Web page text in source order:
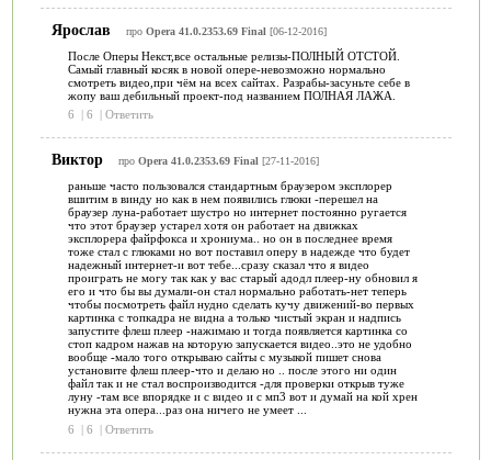
Ярослав про Opera 41.0.2353.69 Final [06-12-2016]
После Оперы Некст,все остальные релизы-ПОЛНЫЙ ОТСТОЙ.
Самый главный косяк в новой опере-невозможно нормально
смотреть видео,при чём на всех сайтах. Разрабы-засуньте себе в
жопу ваш дебильный проект-под названием ПОЛНАЯ ЛАЖА.
6
| 6 | Ответить
Виктор про Opera 41.0.2353.69 Final [27-11-2016]
раньше часто пользовался стандартным браузером эксплорер
вшитим в винду но как в нем появились глюки -перешел на
браузер луна-работает шустро но интернет постоянно ругается
что этот браузер устарел хотя он работает на движках
эксплорера файрфокса и хрониума.. но он в последнее время
тоже стал с глюками но вот поставил оперу в надежде что будет
надежный интернет-и вот тебе...сразу сказал что я видео
проиграть не могу так как у вас старый адодл плеер-ну обновил я
его и что бы вы думали-он стал нормально работать-нет теперь
чтобы посмотреть файл нудно сделать кучу движений-во первых
картинка с топкадра не видна а только чистый экран и надпись
запустите флеш плеер -нажимаю и тогда появляется картинка со
стоп кадром нажав на которую запускается видео..это не удобно
вообще -мало того открываю сайты с музыкой пишет снова
установите флеш плеер-что и делаю но .. после этого ни один
файл так и не стал воспроизводится -для проверки открыв туже
луну -там все впорядке и с видео и с мп3 вот и думай на кой хрен
нужна эта опера...раз она ничего не умеет ...
6
| 6 | Ответить